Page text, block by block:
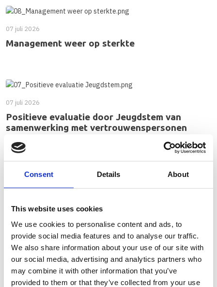
Consent Details About
This website uses cookies
We use cookies to personalise content and ads, to
provide social media features and to analyse our traffic.
We also share information about your use of our site with
our social media, advertising and analytics partners who
may combine it with other information that you’ve
provided to them or that they’ve collected from your use
Management weer op sterkte
07 juli 2026
Positieve evaluatie door Jeugdstem van
samenwerking met vertrouwenspersonen
07 juli 2026
Terugblik op samenwerking met Jeugdstem
Passende specialistische jeugdhulp dichtbij
huis
Ambulante en dagbehandelingsvormen die zoveel mogelijk
plaatsvinden in de thuissituatie